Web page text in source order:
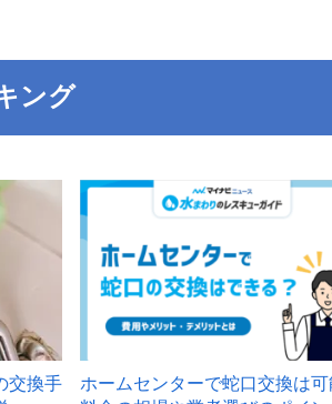
ング
交換手
ホームセンターで蛇口交換は可